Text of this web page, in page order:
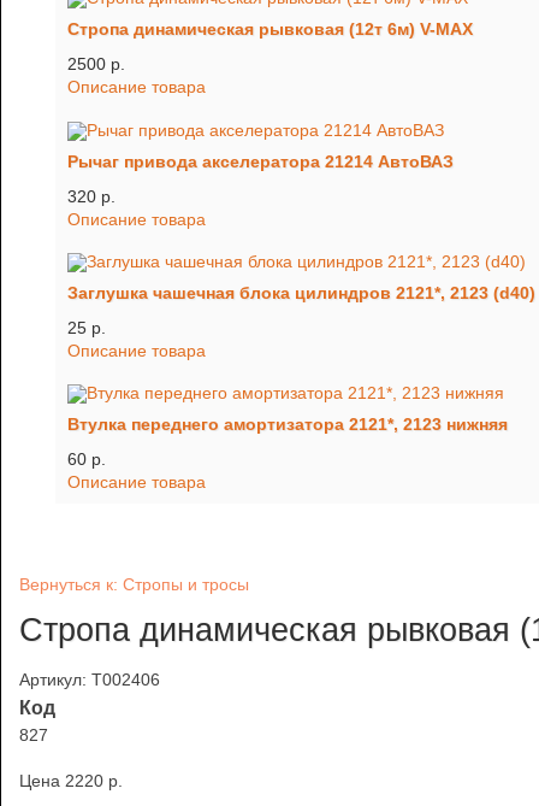
Стропа динамическая рывковая (12т 6м) V-MAX
2500 p.
Описание товара
Рычаг привода акселератора 21214 АвтоВАЗ
320 p.
Описание товара
Заглушка чашечная блока цилиндров 2121*, 2123 (d40)
25 p.
Описание товара
Втулка переднего амортизатора 2121*, 2123 нижняя
60 p.
Описание товара
Вернуться к: Стропы и тросы
Стропа динамическая рывковая
Артикул: Т002406
Код
827
Цена 2220 p.